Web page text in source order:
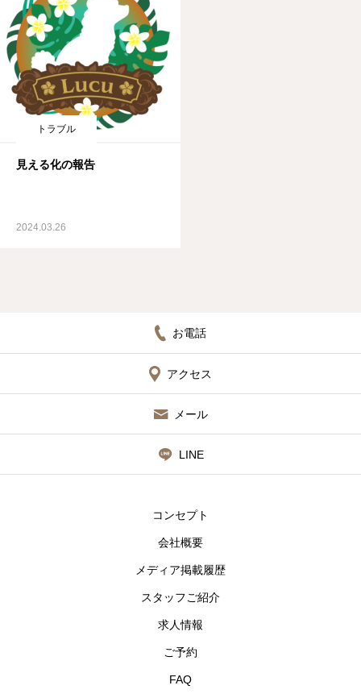
トラブル
見える化の報告
2024.03.26
お電話
アクセス
メール
LINE
コンセプト
会社概要
メディア掲載履歴
スタッフご紹介
求人情報
ご予約
FAQ